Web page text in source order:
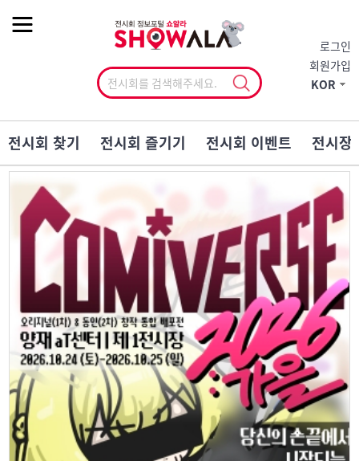
로그인
회원가입
KOR
전시회 찾기 전시회 즐기기 전시회 이벤트 전시장